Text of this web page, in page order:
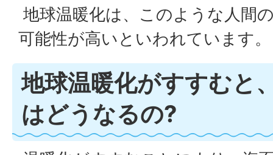
地球温暖化は、このような人間
可能性が高いといわれています。
地球温暖化がすすむと
はどうなるの?